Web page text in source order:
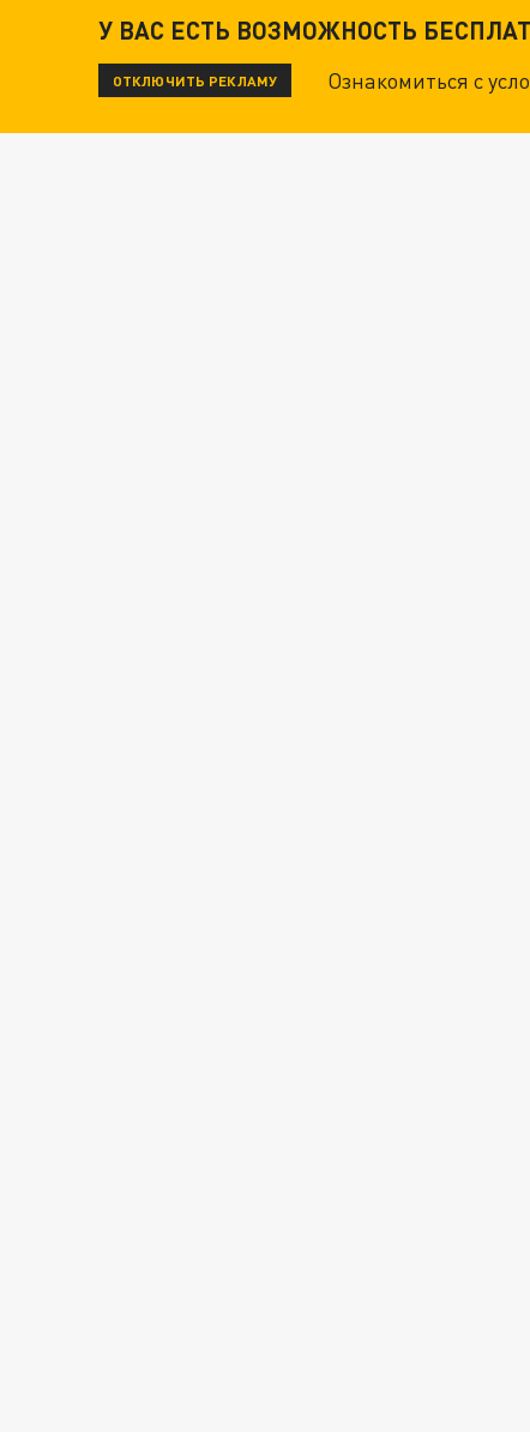
У ВАС ЕСТЬ ВОЗМОЖНОСТЬ
ОТКЛЮЧИТЬ РЕКЛАМУ Ознакомиться с